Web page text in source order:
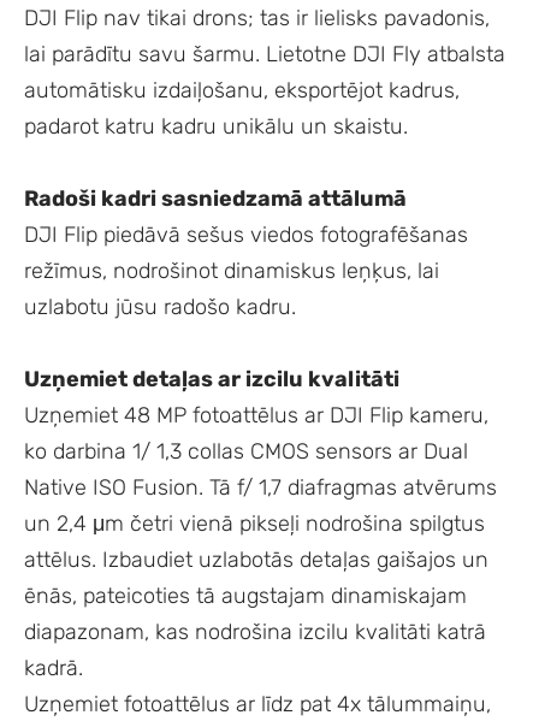
DJI Flip nav tikai drons; tas ir lielisks pavadonis,
lai parādītu savu šarmu. Lietotne DJI Fly atbalsta
automātisku izdaiļošanu, eksportējot kadrus,
padarot katru kadru unikālu un skaistu.
Radoši kadri sasniedzamā attālumā
DJI Flip piedāvā sešus viedos fotografēšanas
režīmus, nodrošinot dinamiskus leņķus, lai
uzlabotu jūsu radošo kadru.
Uzņemiet detaļas ar izcilu kvalitāti
Uzņemiet 48 MP fotoattēlus ar DJI Flip kameru,
ko darbina 1/ 1,3 collas CMOS sensors ar Dual
Native ISO Fusion. Tā f/ 1,7 diafragmas atvērums
un 2,4 μm četri vienā pikseļi nodrošina spilgtus
attēlus. Izbaudiet uzlabotās detaļas gaišajos un
ēnās, pateicoties tā augstajam dinamiskajam
diapazonam, kas nodrošina izcilu kvalitāti katrā
kadrā.
Uzņemiet fotoattēlus ar līdz pat 4x tālummaiņu,